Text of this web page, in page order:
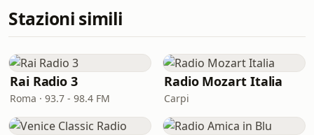
Stazioni simili
Rai Radio 3
Roma · 93.7 - 98.4 FM
Radio Mozart Italia
Carpi